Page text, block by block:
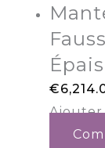
Épais
€
Ajouter